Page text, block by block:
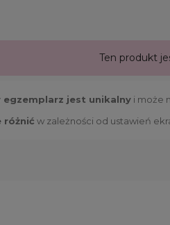
Ten produkt
egzemplarz jest unikalny i może
różnić w zależności od ustawień